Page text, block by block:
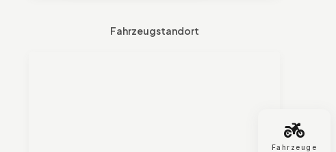
Fahrzeugstandort
Fahrzeuge